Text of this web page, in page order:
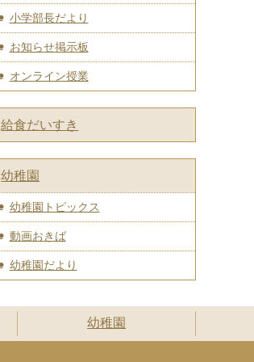
小学部長だより
お知らせ掲示板
オンライン授業
給食だいすき
幼稚園
幼稚園トピックス
動画おきば
幼稚園だより
幼稚園